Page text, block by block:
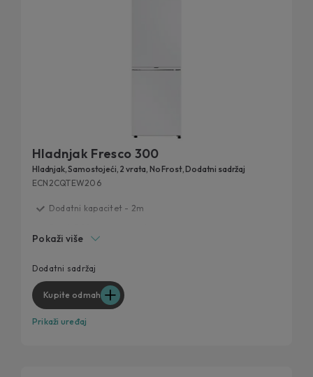
Hladnjak Fresco 300
Hladnjak, Samostojeći, 2 vrata, No Frost, Dodatni sadržaj
ECN2CQTEW206
Dodatni kapacitet - 2m
Dizajniran za svaku kuhinju
Circle Fresh tehnologija
Pokaži više
Dodatni sadržaj
Kupite odmah
Prikaži uređaj